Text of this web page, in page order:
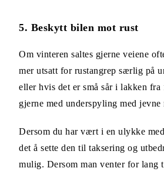
5. Beskytt bilen mot rust
Om vinteren saltes gjerne veiene
mer utsatt for rustangrep særlig på
eller hvis det er små sår i lakken fra
gjerne med underspyling med jevne
Dersom du har vært i en ulykke
det å sette den til taksering og
mulig. Dersom man venter for lang